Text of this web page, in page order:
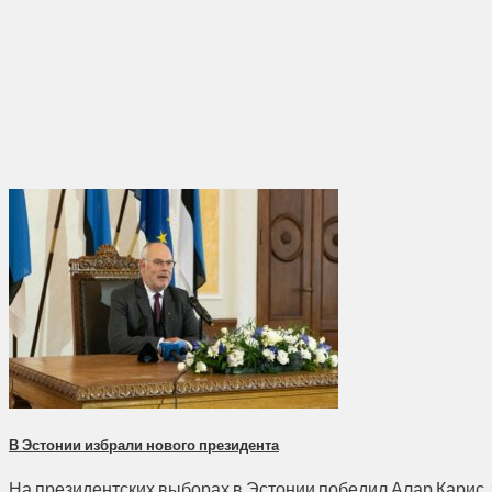
В Эстонии избрали нового президента